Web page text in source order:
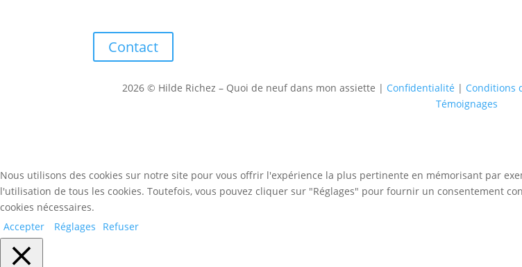
Contact
2026 © Hilde Richez – Quoi de neuf dans mon assiette | Confidentialité | Conditions
Témoignages
Nous utilisons des cookies sur notre site pour vous offrir l'expérience la plus pertinente en mémorisant par
l'utilisation de tous les cookies. Toutefois, vous pouvez cliquer sur "Réglages" pour fournir un consentement
cookies nécessaires.
Accepter
Réglages Refuser